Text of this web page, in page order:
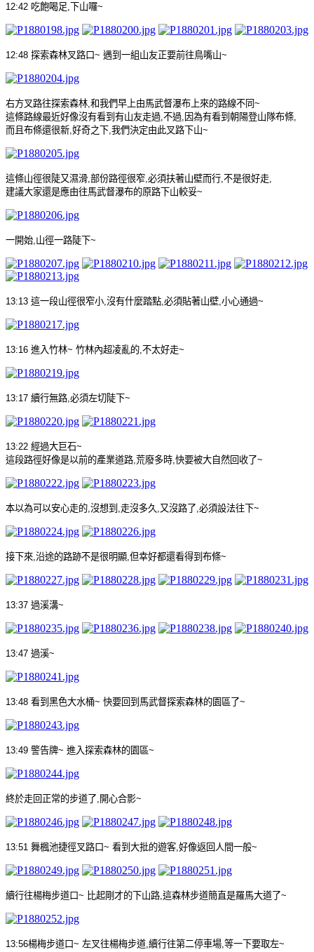
12:42 吃飽喝足 下山囉~
12:48 探索森林叉路口~ 遇到一組山友正要前往鳥嘴山~
右方叉路往探索森林 和我們早上由馬武督瀑布上來的路線不同 ~
這條路線最近好像沒有看到有山友走過 不過 因為有看到朝陽登山隊布條
而且布條還很新 好奇之下 我們決定由此叉路下山~
這條山徑很陡又濕滑 部份路徑很窄 必須扶著山壁而行 不是很好走
建議大家還是應由往馬武督瀑布的原路下山較妥~
一開始 山徑一路陡下~
13:13 這一段山徑很窄小 沒有什麼踏點 必須貼著山壁 小心通過~
13:16 進入竹林~ 竹林內超凌亂的 不太好走~
13:17 續行無路 必須左切陡下~
13:22 經過大巨石~
這段路徑好像是以前的產業道路 荒廢多時 快要被大自然回收了~
本以為可以安心走的 沒想到 走沒多久 又沒路了 必須設法往下~
接下來 沿途的路跡不是很明顯 但幸好都還看得到布條~
13:37 過溪溝~
13:47 過溪~
13:48 看到黑色大水桶~ 快要回到馬武督探索森林的園區了~
13:49 警告牌~ 進入探索森林的園區~
終於走回正常的步道了 開心合影~
13:51 舞楓池捷徑叉路口~ 看到大批的遊客 好像返回人間一般~
續行往楊梅步道口~ 比起剛才的下山路 這森林步道簡直是羅馬大道了~
13:56楊梅步道口~ 左叉往楊梅步道 續行往第二停車場 等一下要取左~